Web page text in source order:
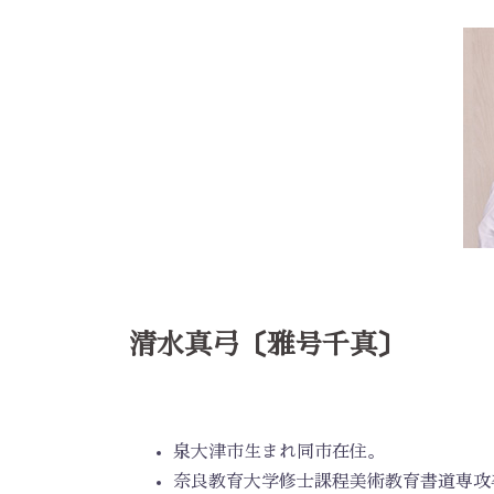
清水真弓〔雅号千真〕
泉大津市生まれ同市在住。
奈良教育大学修士課程美術教育書道専